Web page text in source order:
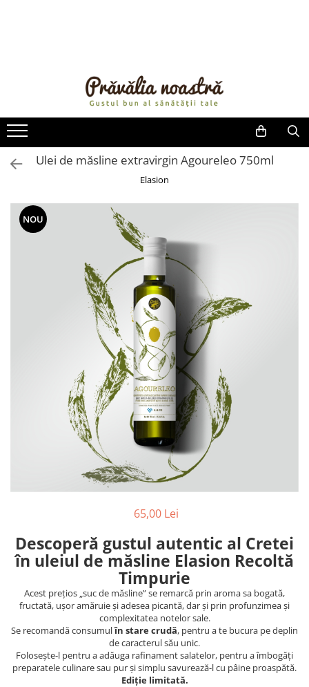
ULEIURI ȘI UNTURI
MĂSLINE
NUCI ȘI SEMINȚE
FRUCTE DESHIDRATATE
FRUCTE LA CONSERVĂ
OȚETURI ȘI SOSURI
FĂINĂ FĂRĂ GLUTEN
BĂUTURI / LAPTE VEGETAL
OREZ ȘI CEREALE
CREME ȘI PASTE TARTINABILE
CEAIURI GRECEȘTI
CIOCOLATĂ ȘI CACAO
HEALTHY SNACKS
SUPERALIMENTE
PRODUSE ECO / ORGANICE
REMEDII NATURISTE
TOATE PRODUSELE
Ulei de măsline extravirgin Agoureleo 750ml
Elasion
NOU
65,00 Lei
Descoperă gustul autentic al Cretei
în uleiul de măsline Elasion Recoltă
Timpurie
Acest prețios „suc de măsline” se remarcă prin aroma sa bogată,
fructată, ușor amăruie și adesea picantă, dar și prin profunzimea și
complexitatea notelor sale.
Se recomandă consumulîn stare crudă, pentru a te bucura pe deplin
de caracterul său unic.
Folosește-l pentru a adăuga rafinament salatelor, pentru a îmbogăți
preparatele culinare sau pur și simplu savurează-l cu pâine proaspătă.
Ediție limitată.